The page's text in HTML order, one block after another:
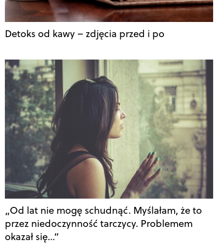
Detoks od kawy – zdjęcia przed i po
„Od lat nie mogę schudnąć. Myślałam, że to
przez niedoczynność tarczycy. Problemem
okazał się…”